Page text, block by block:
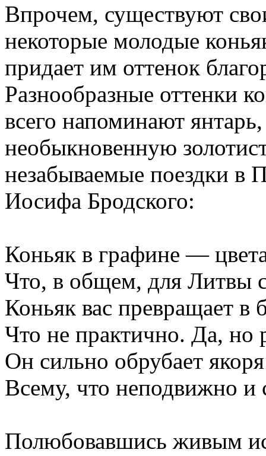
Впрочем, существуют
некоторые молодые
придает им оттенок
Разнообразные оттенки
всего напоминают
необыкновенную
незабываемые поездки в
Иосифа Бродского:
Коньяк в графине —
Что, в общем, для Литвы
Коньяк вас превращает в
Что не практично. Да, но
Он сильно обрубает якоря
Всему, что неподвижно и
Полюбовавшись живым